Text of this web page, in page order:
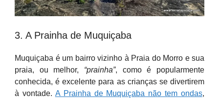
3. A Prainha de Muquiçaba
Muquiçaba é um bairro vizinho à Praia do Morro e sua
praia, ou melhor, “prainha”, como é popularmente
conhecida, é excelente para as crianças se divertirem
à vontade. A Prainha de Muquiçaba não tem ondas,